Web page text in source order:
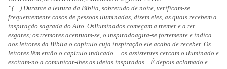
“(…) Durante a leitura da Bíblia, sobretudo de noite, verificam‑se
frequentemente casos de pessoas iluminadas, dizem eles, as quais recebem a
inspiração sagrada do Alto. OsIluminados começam a tremer e a ter
esgares; os tremores acentuam‑se, o inspiradoagita‑se fortemente e indica
aos leitores da Bíblia o capítulo cuja inspiração ele acaba de receber. Os
leitores lêm então o capítulo indicado… os assistentes cercam o iluminado e
excitam‑no a comunicar‑lhes as ideias inspiradas…É depois aclamado e